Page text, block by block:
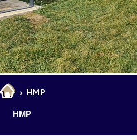
HMP
HMP